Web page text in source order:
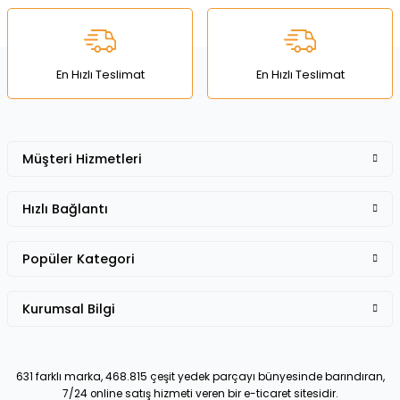
Ürün fiyatı diğer sitelerden daha pahalı.
Bu ürüne benzer farklı alternatifler olmalı.
En Hızlı Teslimat En Hızlı Teslimat
631 farklı marka, 468.815 çeşit yedek parçayı bünyesinde barındıran,
7/24 online satış hizmeti veren bir e-ticaret sitesidir.
Müşteri Hizmetleri
Hızlı Bağlantı
Popüler Kategori
Kurumsal Bilgi